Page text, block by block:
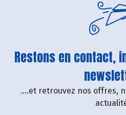
Restons en contact,
....et retrouvez nos offres,